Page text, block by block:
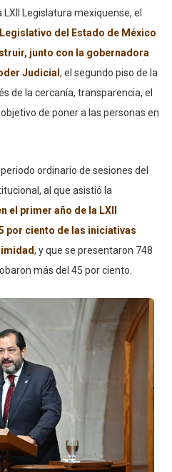
Legislatura mexiquense, el
del Estado de México
junto con la gobernadora
Judicial , el segundo piso de la
de la cercanía, transparencia, el
de poner a las personas en
ordinario de sesiones del
al que asistió la
el primer año de la LXII
por ciento de las iniciativas
, y que se presentaron 748
más del 45 por ciento.